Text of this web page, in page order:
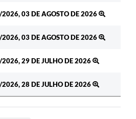
03 DE AGOSTO DE 2026
03 DE AGOSTO DE 2026
29 DE JULHO DE 2026
28 DE JULHO DE 2026